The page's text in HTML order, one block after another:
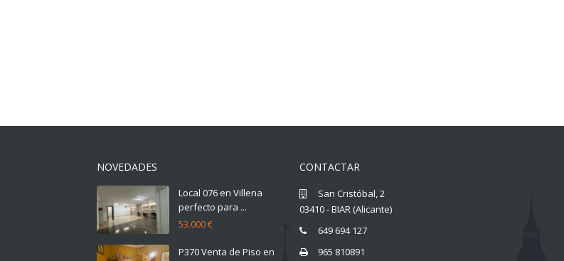
NOVEDADES
Local 076 en Villena
perfecto para ...
53.000 €
P370 Venta de Piso en
CONTACTAR
San Cristóbal, 2
03410 - BIAR (Alicante)
649 694 127
965 810891